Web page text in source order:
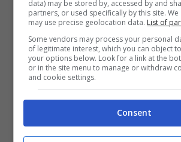
Impacto in The City, il
fare fitness all’aria aperta
data) may be stored by, accessed by and
partners, or used specifically by this site.
may use precise geolocation data. List of
Some vendors may process your personal
of legitimate interest, which you can object
your options below. Look for a link at the
or in the site menu to manage or withdraw
and cookie settings.
Consent